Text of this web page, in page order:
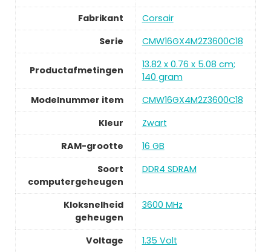
Fabrikant
Corsair
Serie
CMW16GX4M2Z3600C18
Productafmetingen
13.82 x 0.76 x 5.08 cm;
140 gram
Modelnummer item
CMW16GX4M2Z3600C18
Kleur
Zwart
RAM-grootte
16 GB
Soort
computergeheugen
DDR4 SDRAM
Kloksnelheid
geheugen
3600 MHz
Voltage
1.35 Volt